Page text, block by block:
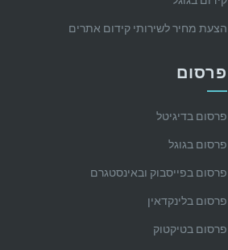
הצעת מחיר לשירותי קידום אתרים
פרסום
פרסום בדיגיטל
פרסום בגוגל
פרסום בפייסבוק ובאינסטגרם
פרסום בלינקדאין
פרסום בטיקטוק